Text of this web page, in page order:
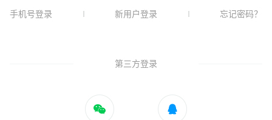
手机号登录 新用户登录 忘记密码？
第三方登录